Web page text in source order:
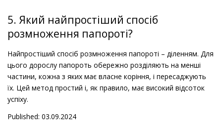
5. Який найпростіший спосіб
розмноження папороті?
Найпростіший спосіб розмноження папороті – діленням. Для
цього дорослу папороть обережно розділяють на менші
частини, кожна з яких має власне коріння, і пересаджують
їх. Цей метод простий і, як правило, має високий відсоток
успіху.
Published: 03.09.2024